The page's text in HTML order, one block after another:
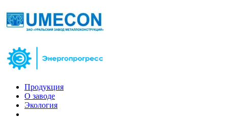
Продукция
О заводе
Экология